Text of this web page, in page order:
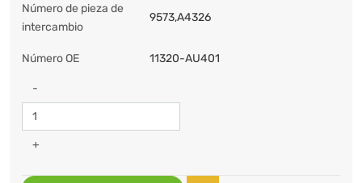
Número de pieza de
intercambio
9573,A4326
Número OE 11320-AU401
-
+